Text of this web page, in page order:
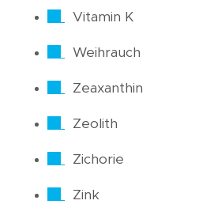
Vitamin K
Weihrauch
Zeaxanthin
Zeolith
Zichorie
Zink